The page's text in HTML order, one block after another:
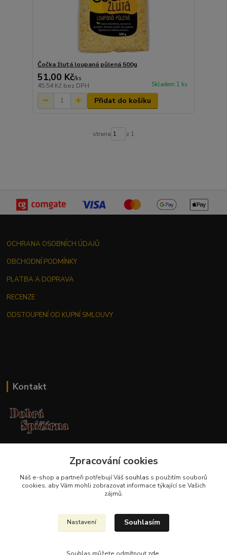
Čočka žlutá loupaná půlená 500g
51,00 Kč/ks
45,54 Kč bez DPH Skladem 1 ks
Přidat do košíku
strana z 1
OCHRANA OSOBNÍCH ÚDAJŮ
OBCHODNÍ PODMÍNKY
PLATBA A DOPRAVA
RECENZE
ODSTOUPENÍ OD KUPNÍ SMLOUVY
Kontakt
+420 737 551 994
obchod@dobraspizirna.cz
Zpracování cookies
Náš e-shop a partneři potřebují Váš souhlas s použitím souborů
cookies, aby Vám mohli zobrazovat informace týkající se Vašich
zájmů.
Nastavení Souhlasím